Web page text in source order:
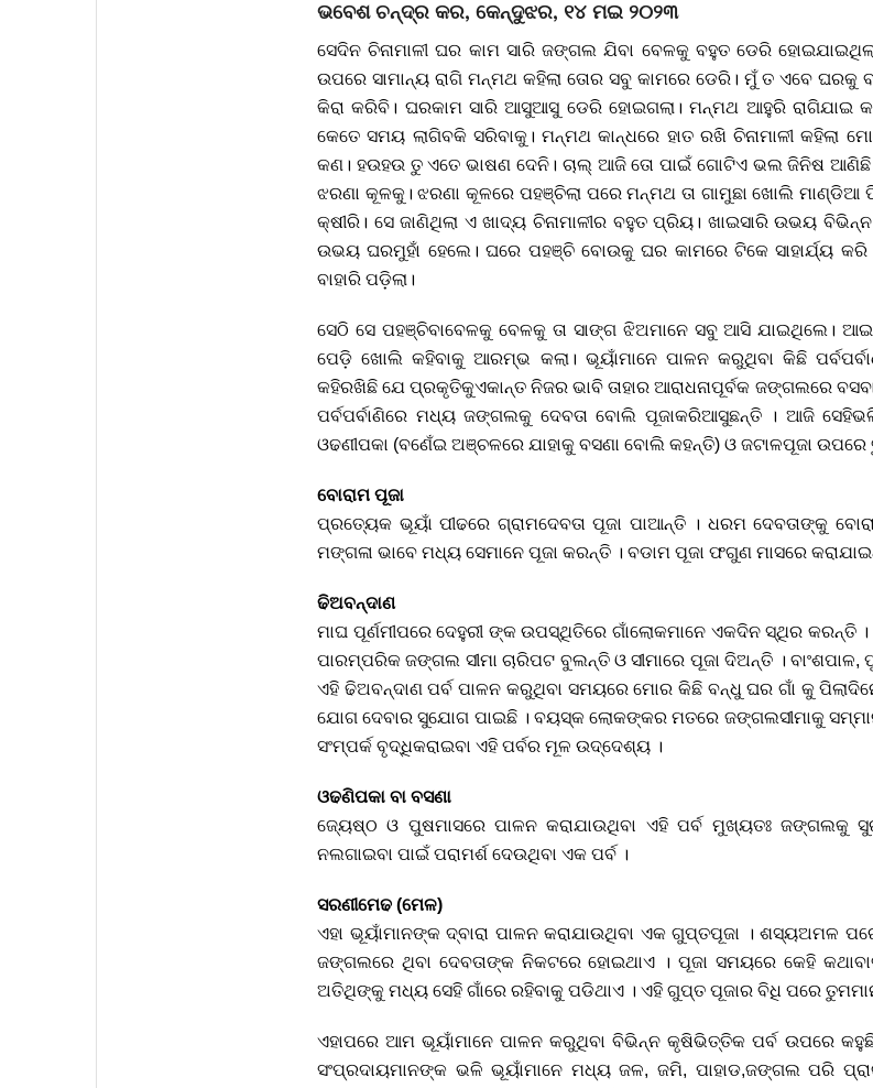
ଭବେଶ ଚନ୍ଦ୍ର କର, କେନ୍ଦୁଝର, ୧୪ ମଇ ୨୦୨୩
ସେଦିନ ଚିନାମାଳୀ ଘର କାମ ସାରି ଜଙ୍ଗଲ ଯିବା ବେଳକୁ ବହୁତ ଡେରି
ଉପରେ ସାମାନ୍ୟ ରାଗି ମନ୍ମଥ କହିଲା ତୋର ସବୁ କାମରେ ଡେରି। ମୁଁ ତ ଏବେ ଘରକୁ
କିରା କରିବି। ଘରକାମ ସାରି ଆସୁଆସୁ ଡେରି ହୋଇଗଲା। ମନ୍ମଥ ଆହୁରି ରାଗିଯାଇ
କେତେ ସମୟ ଲାଗିବକି ସରିବାକୁ। ମନ୍ମଥ କାନ୍ଧରେ ହାତ ରଖି ଚିନାମାଳୀ କହିଲା
କଣ। ହଉହଉ ତୁ ଏତେ ଭାଷଣ ଦେନି। ଚାଲ୍ ଆଜି ତୋ ପାଇଁ ଗୋଟିଏ ଭଲ ଜିନିଷ ଆଣିଛି
ଝରଣା କୂଳକୁ। ଝରଣା କୂଳରେ ପହଞ୍ଚିଲା ପରେ ମନ୍ମଥ ତା ଗାମୁଛା ଖୋଲି
କ୍ଷୀରି। ସେ ଜାଣିଥିଲା ଏ ଖାଦ୍ୟ ଚିନାମାଳୀର ବହୁତ ପ୍ରିୟ। ଖାଇସାରି ଉଭୟ
ଉଭୟ ଘରମୁହାଁ ହେଲେ। ଘରେ ପହଞ୍ଚି ବୋଉକୁ ଘର କାମରେ ଟିକେ ସାହାର୍ଯ୍ୟ
ବାହାରି ପଡ଼ିଲା।
ସେଠି ସେ ପହଞ୍ଚିବାବେଳକୁ ବେଳକୁ ତା ସାଙ୍ଗ ଝିଅମାନେ ସବୁ ଆସି ଯାଇଥିଲେ।
ପେଡ଼ି ଖୋଲି କହିବାକୁ ଆରମ୍ଭ କଲା। ଭୂୟାଁମାନେ ପାଳନ କରୁଥିବା କିଛି
କହିରଖିଛି ଯେ ପ୍ରକୃତିକୁଏକାନ୍ତ ନିଜର ଭାବି ତାହାର ଆରାଧନାପୂର୍ବକ ଜଙ୍ଗଲରେ
ପର୍ବପର୍ବାଣିରେ ମଧ୍ୟ ଜଙ୍ଗଲକୁ ଦେବତା ବୋଲି ପୂଜାକରିଆସୁଛନ୍ତି । ଆଜି
ଓଢଣୀପକା (ବଣେଁଇ ଅଞ୍ଚଳରେ ଯାହାକୁ ବସଣା ବୋଲି କହନ୍ତି) ଓ ଜଟାଳପୂଜା
ବୋରାମ ପୂଜା
ପ୍ରତ୍ୟେକ ଭୂୟାଁ ପୀଢରେ ଗ୍ରାମଦେବତା ପୂଜା ପାଆନ୍ତି । ଧରମ ଦେବତାଙ୍କୁ
ମଙ୍ଗଳା ଭାବେ ମଧ୍ୟ ସେମାନେ ପୂଜା କରନ୍ତି । ବଡାମ ପୂଜା ଫଗୁଣ ମାସରେ
ଢିଅବନ୍ଦାଣ
ମାଘ ପୂର୍ଣମୀପରେ ଦେହୁରୀ ଙ୍କ ଉପସ୍ଥିତିରେ ଗାଁଲୋକମାନେ ଏକଦିନ ସ୍ଥିର କରନ୍ତି
ପାରମ୍ପରିକ ଜଙ୍ଗଲ ସୀମା ଚାରିପଟ ବୁଲନ୍ତି ଓ ସୀମାରେ ପୂଜା ଦିଅନ୍ତି ।
ଏହି ଢିଅବନ୍ଦାଣ ପର୍ବ ପାଳନ କରୁଥିବା ସମୟରେ ମୋର କିଛି ବନ୍ଧୁ ଘର ଗାଁ କୁ
ଯୋଗ ଦେବାର ସୁଯୋଗ ପାଇଛି । ବୟସ୍କ ଲୋକଙ୍କର ମତରେ ଜଙ୍ଗଲସୀମାକୁ
ସଂମ୍ପର୍କ ବୃଦ୍ଧିକରାଇବା ଏହି ପର୍ବର ମୂଳ ଉଦ୍ଦେଶ୍ୟ ।
ଓଢଣିପକା ବା ବସଣା
ଜ୍ୟେଷ୍ଠ ଓ ପୁଷମାସରେ ପାଳନ କରାଯାଉଥିବା ଏହି ପର୍ବ ମୁଖ୍ୟତଃ ଜଙ୍ଗଲକୁ
ନଲଗାଇବା ପାଇଁ ପରାମର୍ଶ ଦେଉଥିବା ଏକ ପର୍ବ ।
ସରଣୀମେଢ (ମେଳ)
ଏହା ଭୂୟାଁମାନଙ୍କ ଦ୍ବାରା ପାଳନ କରାଯାଉଥିବା ଏକ ଗୁପ୍ତପୂଜା । ଶସ୍ୟଅମଳ
ଜଙ୍ଗଲରେ ଥିବା ଦେବତାଙ୍କ ନିକଟରେ ହୋଇଥାଏ । ପୂଜା ସମୟରେ କେହି
ଅତିଥିଙ୍କୁ ମଧ୍ୟ ସେହି ଗାଁରେ ରହିବାକୁ ପଡିଥାଏ । ଏହି ଗୁପ୍ତ ପୂଜାର ବିଧି ପରେ
ଏହାପରେ ଆମ ଭୂୟାଁମାନେ ପାଳନ କରୁଥିବା ବିଭିନ୍ନ କୃଷିଭିତ୍ତିକ ପର୍ବ ଉପରେ
ସଂପ୍ରଦାୟମାନଙ୍କ ଭଳି ଭୂୟାଁମାନେ ମଧ୍ୟ ଜଳ, ଜମି, ପାହାଡ,ଜଙ୍ଗଲ ପରି